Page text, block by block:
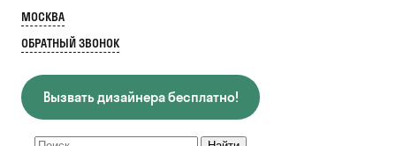
МОСКВА
ОБРАТНЫЙ ЗВОНОК
Вызвать дизайнера бесплатно!